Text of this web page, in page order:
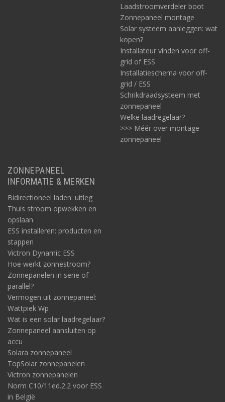
Laadstroomverdeler boot
Zonnepaneel montage
Solar systeem aanleggen: wat
kopen?
Installateur vinden voor off-
grid of ESS
Installatieschema voor off-
grid / ESS
Schrikdraadsysteem met
zonnepaneel
Welke laadregelaar?
>>> Méér over montage
zonnepaneel
ZONNEPANEEL
INFORMATIE & MERKEN
Bidirectioneel laden: uitleg
Thuis stroom opwekken en
opslaan
ESS installeren: producten en
stappen
Victron Dynamic ESS
Hoe werkt zonnestroom?
Zonnepanelen in serie of
parallel?
Vermogen uit zonnepaneel:
Wattpiek Wp
Wat is een solar laadregelaar?
Zonnepaneel aansluiten op
accu
Solara zonnepaneel
TopSolar zonnepanelen
Victron zonnepanelen
Norm C10/11ed.2.2 voor ESS
in België